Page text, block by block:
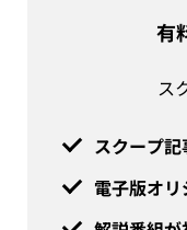
有
ス
スクープ
電子版オ